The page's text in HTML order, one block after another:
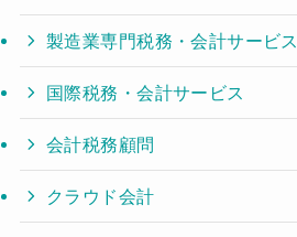
製造業専門税務・会計サービス
国際税務・会計サービス
会計税務顧問
クラウド会計